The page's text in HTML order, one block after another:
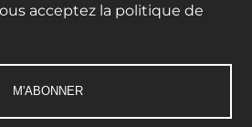
acceptez la politique de